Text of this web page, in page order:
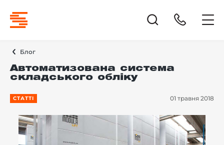
Блог
Автоматизована система
складського обліку
СТАТТІ 01 травня 2018